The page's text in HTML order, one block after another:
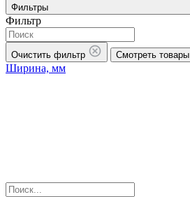
Фильтры
Фильтр
Очистить фильтр Смотреть товары
Ширина, мм